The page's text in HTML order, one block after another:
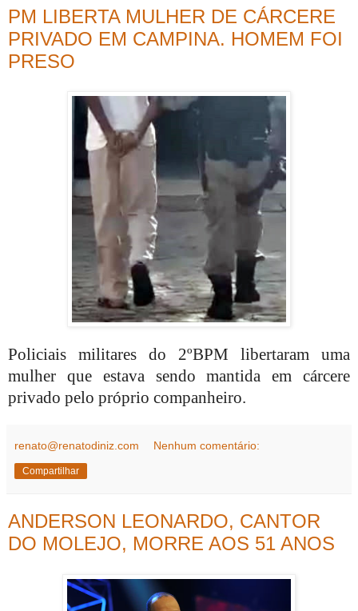
PM LIBERTA MULHER DE CÁRCERE
PRIVADO EM CAMPINA. HOMEM FOI
PRESO
Policiais militares do 2ºBPM libertaram uma
mulher que estava sendo mantida em cárcere
privado pelo próprio companheiro.
renato@renatodiniz.com Nenhum comentário:
Compartilhar
ANDERSON LEONARDO, CANTOR
DO MOLEJO, MORRE AOS 51 ANOS